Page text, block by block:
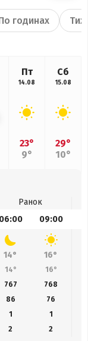
годинах
Пт
14.08
23°
9°
Сб
15.08
29°
10°
Ранок
06:00 09:00
14° 16°
14° 16°
767 768
86 76
1
1
2 2